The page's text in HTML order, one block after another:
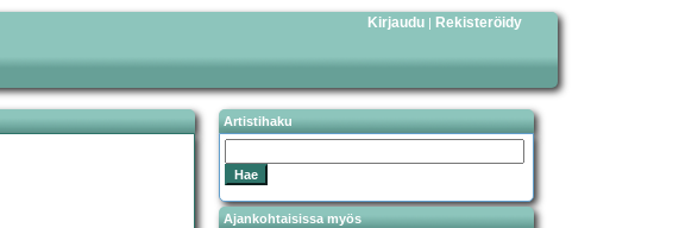
Kirjaudu | Rekisteröidy
Artistihaku
Ajankohtaisissa myös